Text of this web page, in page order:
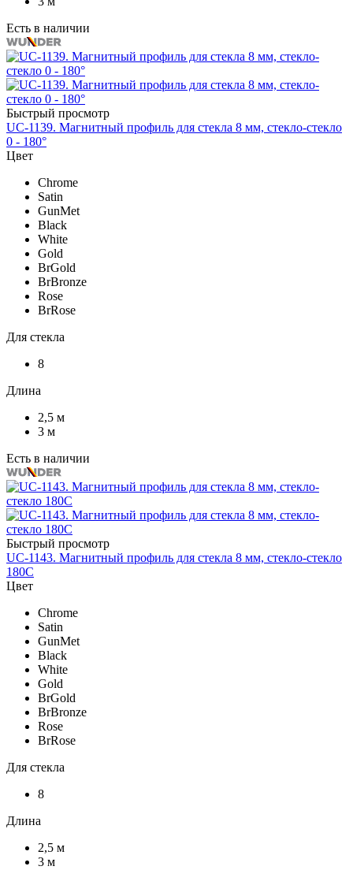
Есть в наличии
Быстрый просмотр
UC-1139. Магнитный профиль для стекла 8 мм, стекло-стекло
0 - 180°
Цвет
Chrome
Satin
GunMet
Black
White
Gold
BrGold
BrBronze
Rose
BrRose
Для стекла
8
Длина
2,5 м
3 м
Есть в наличии
Быстрый просмотр
UC-1143. Магнитный профиль для стекла 8 мм, стекло-стекло
180С
Цвет
Chrome
Satin
GunMet
Black
White
Gold
BrGold
BrBronze
Rose
BrRose
Для стекла
8
Длина
2,5 м
3 м